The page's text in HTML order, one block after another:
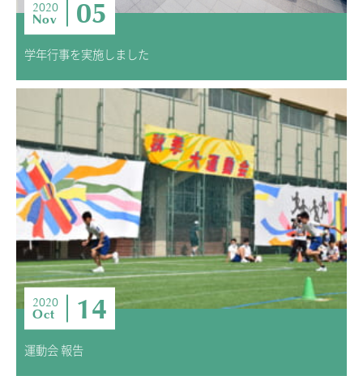
2020
Nov 05
学年行事を実施しました
2020
Oct 14
運動会 報告